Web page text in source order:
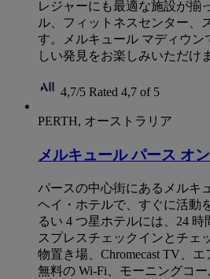
レジャーにも最適な施設が揃
ル、フィットネスセンター、
す。メルキュール マディウン
しい発見をお楽しみいただけ
4,7/5 Rated 4,7 of 5
PERTH, オーストラリア
メルキュール パース オ
パースの中心街にあるメルキ
ヘイ・ホテルで、すぐに活動
るい 4 つ星ホテルには、24
スプレスチェックインとチェ
物置き場、Chromecast TV、
無料の Wi-Fi、モーニングコ